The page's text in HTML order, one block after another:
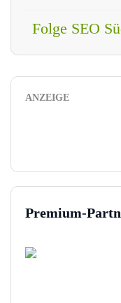
Folge SEO
ANZEIGE
Premium-